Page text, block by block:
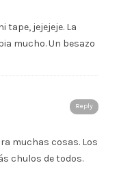
tape, jejejeje. La
mucho. Un besazo
Reply
muchas cosas. Los
chulos de todos.